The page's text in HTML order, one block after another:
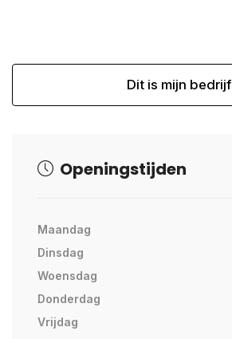
Dit is mijn bedrijf
Openingstijden
Maandag
Dinsdag
Woensdag
Donderdag
Vrijdag